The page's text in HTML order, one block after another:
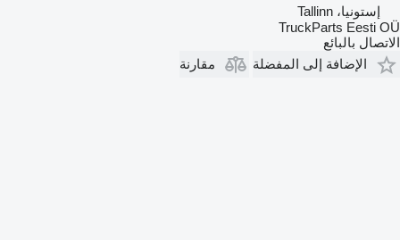
إستونيا، Tallinn
TruckParts Eesti OÜ
الاتصال بالبائع
الإضافة إلى المفضلة
مقارنة